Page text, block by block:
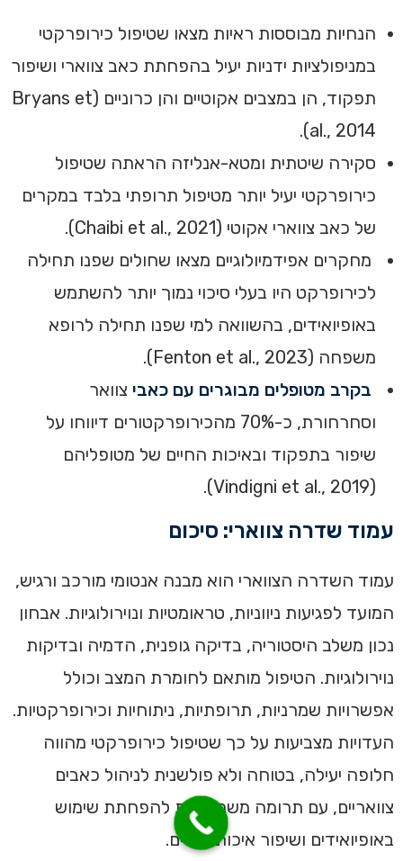
הנחיות מבוססות ראיות מצאו שטיפול כירופרקטי
במניפולציות ידניות יעיל בהפחתת כאב צווארי ושיפור
תפקוד, הן במצבים אקוטיים והן כרוניים (Bryans et
al., 2014).
סקירה שיטתית ומטא-אנליזה הראתה שטיפול
כירופרקטי יעיל יותר מטיפול תרופתי בלבד במקרים
של כאב צווארי אקוטי (Chaibi et al., 2021).
מחקרים אפידמיולוגיים מצאו שחולים שפנו תחילה
לכירופרקט היו בעלי סיכוי נמוך יותר להשתמש
באופיואידים, בהשוואה למי שפנו תחילה לרופא
משפחה (Fenton et al., 2023).
בקרב מטופלים מבוגרים עם כאבי צוואר
וסחרחורת, כ-70% מהכירופרקטורים דיווחו על
שיפור בתפקוד ובאיכות החיים של מטופליהם
(Vindigni et al., 2019).
עמוד שדרה צווארי: סיכום
עמוד השדרה הצווארי הוא מבנה אנטומי מורכב ורגיש,
המועד לפגיעות ניווניות, טראומטיות ונוירולוגיות. אבחון
נכון משלב היסטוריה, בדיקה גופנית, הדמיה ובדיקות
נוירולוגיות. הטיפול מותאם לחומרת המצב וכולל
אפשרויות שמרניות, תרופתיות, ניתוחיות וכירופרקטיות.
העדויות מצביעות על כך שטיפול כירופרקטי מהווה
חלופה יעילה, בטוחה ולא פולשנית לניהול כאבים
צוואריים, עם תרומה משמעותית להפחתת שימוש
באופיואידים ושיפור איכות החיים.